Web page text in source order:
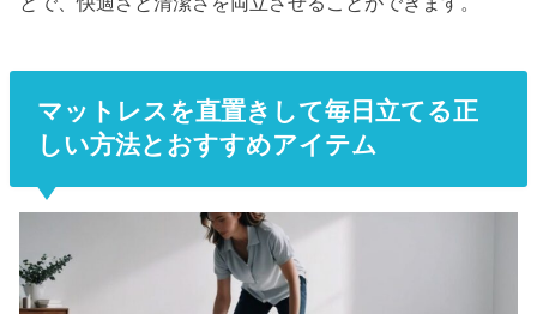
マットレスを直置きして毎日立てる正
しい方法とおすすめアイテム